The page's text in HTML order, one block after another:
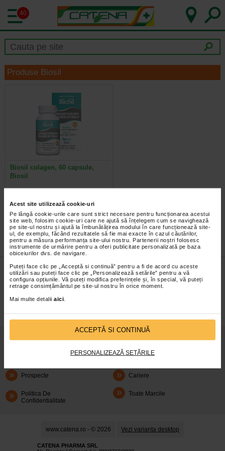
Acest site utilizează cookie-uri
Pe lângă cookie-urile care sunt strict necesare pentru funcționarea acestui
site web, folosim cookie-uri care ne ajută să înțelegem cum se navighează
pe site-ul nostru și ajută la îmbunătățirea modului în care funcționează site-
ul, de exemplu, făcând rezultatele să fie mai exacte în cazul căutărilor,
pentru a măsura performanța site-ului nostru. Partenerii noștri folosesc
instrumente de urmărire pentru a oferi publicitate personalizată pe baza
obiceiurilor dvs. de navigare.
Puteți face clic pe „Acceptă si continuă” pentru a fi de acord cu aceste
utilizări sau puteți face clic pe „Personalizează setările” pentru a vă
configura opțiunile. Vă puteți modifica preferințele și, în special, vă puteți
retrage consimțământul pe site-ul nostru în orice moment.
Mai multe detalii aici
ACCEPTĂ SI CONTINUĂ
PERSONALIZEAZĂ SETĂRILE
40
Produse Biosil
Biosil colagen, 60 capsule,
Biosil
colina, ch-OSA, joaca un rol crucial
in eliberarea de siliciu catre…
infoline@catena.ro CallCenter
Despre Noi Oferte
Cum Rezerv
Prospecte Cariere
Politica De
Confidentialitate
Toate Marcile
www.catena.ro - © 2026 Vezi varianta desktop
CATENA PHARMA SRL